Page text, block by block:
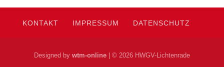
KON­TAKT IMPRES­SUM DATEN­SCHUTZ
Designed by wtm-online| © 2026 HWGV-Lichtenrade